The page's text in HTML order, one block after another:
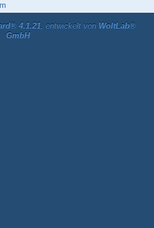
4.1.21, entwickelt von WoltLab®
GmbH